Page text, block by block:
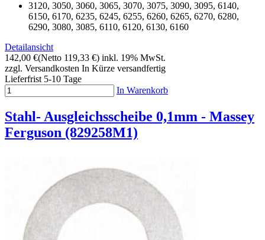
3120, 3050, 3060, 3065, 3070, 3075, 3090, 3095, 6140,
6150, 6170, 6235, 6245, 6255, 6260, 6265, 6270, 6280,
6290, 3080, 3085, 6110, 6120, 6130, 6160
Detailansicht
142,00 €(Netto 119,33 €) inkl. 19% MwSt.
zzgl. Versandkosten In Kürze versandfertig
Lieferfrist 5-10 Tage
In Warenkorb
Stahl- Ausgleichsscheibe 0,1mm - Massey
Ferguson (829258M1)